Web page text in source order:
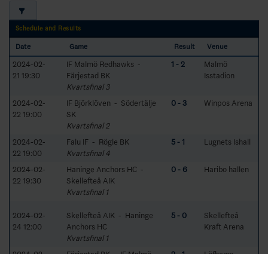
Schedule and Results
Date Game Result Venue
2024-02-
21 19:30
IF Malmö Redhawks -
Färjestad BK
Kvartsfinal 3
1 - 2
Malmö
Isstadion
2024-02-
22 19:00
IF Björklöven - Södertälje
SK
Kvartsfinal 2
0 - 3 Winpos Arena
2024-02-
22 19:00
Falu IF - Rögle BK
Kvartsfinal 4
5 - 1 Lugnets Ishall
2024-02-
22 19:30
Haninge Anchors HC -
Skellefteå AIK
Kvartsfinal 1
0 - 6 Haribo hallen
2024-02-
24 12:00
Skellefteå AIK - Haninge
Anchors HC
Kvartsfinal 1
5 - 0
Skellefteå
Kraft Arena